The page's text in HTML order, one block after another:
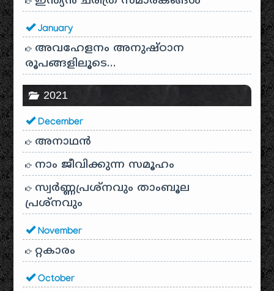
January
അവഹേളനം അനുഷ്ഠാന
രൂപങ്ങളിലൂടെ…
2021
December
അനാഥന്‍
നാം ജീവിക്കുന്ന സമൂഹം
സ്വര്‍ണ്ണപ്രശ്‌നവും താംബൂല
പ്രശ്‌നവും
November
റ്റകാരം
October